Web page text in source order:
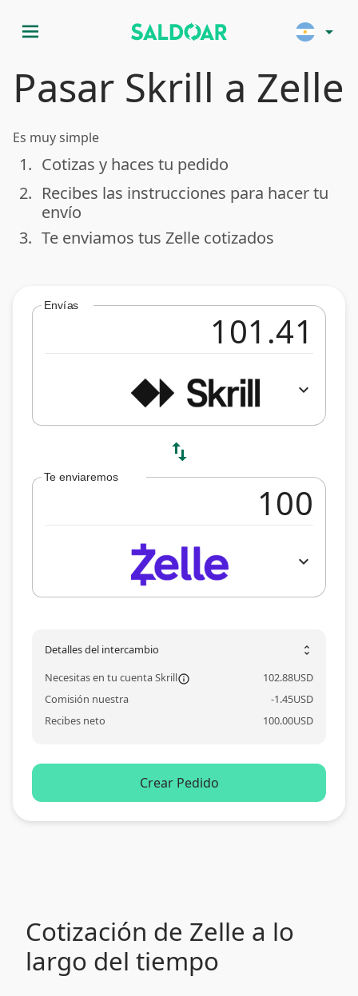
menu arrow_drop_down
Pasar Skrill a Zelle
Es muy simple
done
1. Cotizas y haces tu pedido
done
2. Recibes las instrucciones para hacer tu
envío
done
3. Te enviamos tus Zelle cotizados
Envías
expand_more
swap_vert
Te enviaremos
expand_more
Detalles del intercambio unfold_more
Necesitas en tu cuenta Skrill 102.88USD
Comisión nuestra
-1.45USD
Recibes neto
100.00USD
Crear Pedido
Cotización de Zelle a lo
largo del tiempo